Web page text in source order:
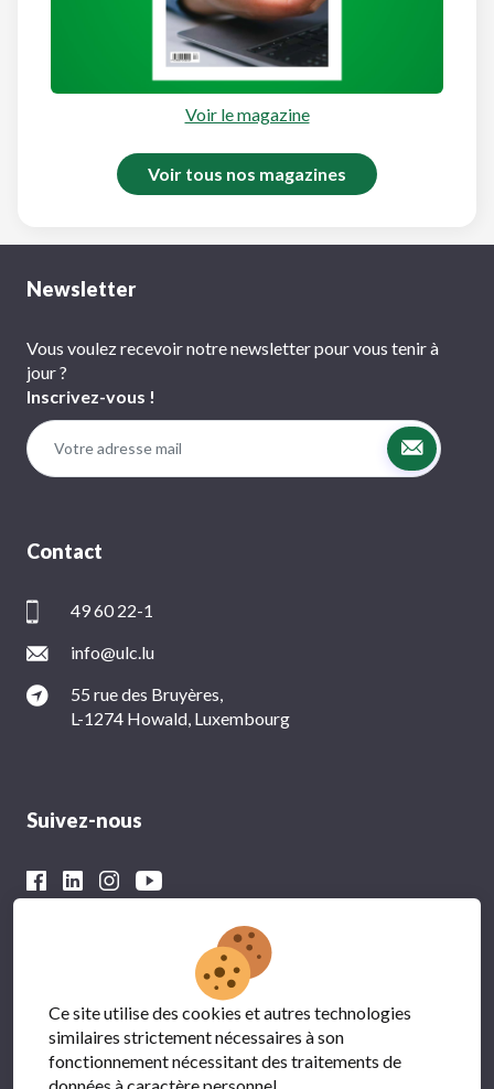
Voir le magazine
Voir tous nos magazines
Newsletter
Vous voulez recevoir notre newsletter pour vous tenir à
jour ?
Inscrivez-vous !
Contact
49 60 22-1
info@ulc.lu
55 rue des Bruyères,
L-1274 Howald, Luxembourg
Suivez-nous
Avec le soutien financier du
Ce site utilise des cookies et autres technologies
similaires strictement nécessaires à son
fonctionnement nécessitant des traitements de